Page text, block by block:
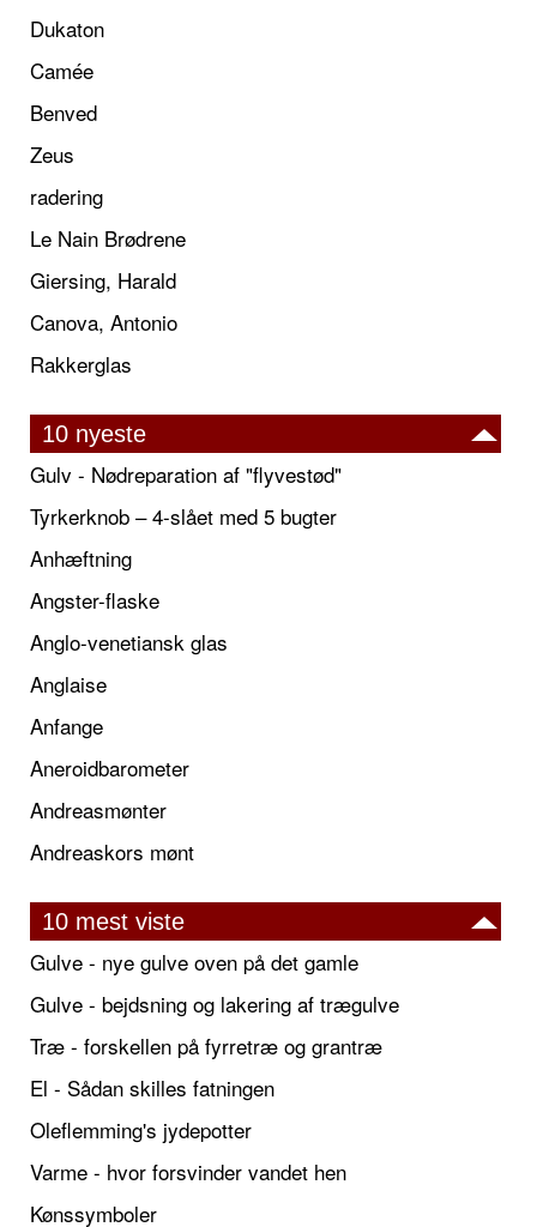
Dukaton
Camée
Benved
Zeus
radering
Le Nain Brødrene
Giersing, Harald
Canova, Antonio
Rakkerglas
10 nyeste
Gulv - Nødreparation af "flyvestød"
Tyrkerknob – 4-slået med 5 bugter
Anhæftning
Angster-flaske
Anglo-venetiansk glas
Anglaise
Anfange
Aneroidbarometer
Andreasmønter
Andreaskors mønt
10 mest viste
Gulve - nye gulve oven på det gamle
Gulve - bejdsning og lakering af trægulve
Træ - forskellen på fyrretræ og grantræ
El - Sådan skilles fatningen
Oleflemming's jydepotter
Varme - hvor forsvinder vandet hen
Kønssymboler